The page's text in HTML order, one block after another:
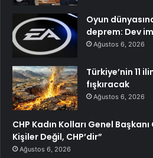
Oyun
deprem: Dev
Ağustos 6, 2026
Türkiye’nin 11
fışkıracak
Ağustos 6, 2026
CHP Kadın Kolları Genel
Kişiler Değil, CHP’dir”
Ağustos 6, 2026